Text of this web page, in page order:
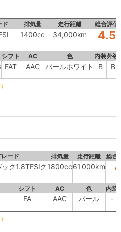
ド 排気量 走行距離 総合評価
1400cc 34,000km 4.5
シフト AC 色 内装外装
FAT AAC パールホワイト B B
レード 排気量 走行距離 総合
ク1.8TFSIク 1800cc61,000km 4
シフト AC 色 内装
FA AAC パール -